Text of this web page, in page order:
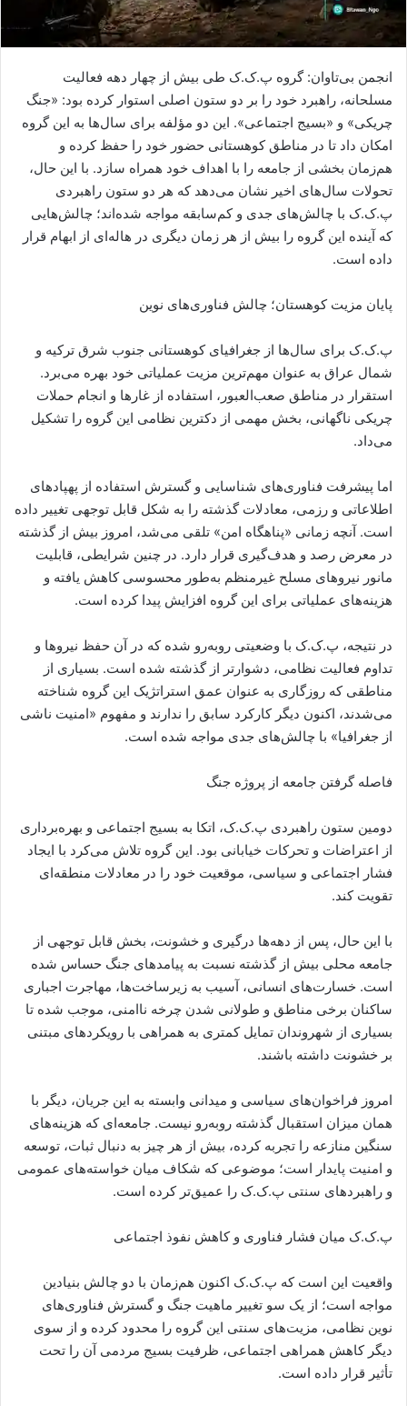
انجمن بی‌تاوان: گروه پ.ک.ک طی بیش از چهار دهه فعالیت
مسلحانه، راهبرد خود را بر دو ستون اصلی استوار کرده بود: «جنگ
چریکی» و «بسیج اجتماعی». این دو مؤلفه برای سال‌ها به این گروه
امکان داد تا در مناطق کوهستانی حضور خود را حفظ کرده و
هم‌زمان بخشی از جامعه را با اهداف خود همراه سازد. با این حال،
تحولات سال‌های اخیر نشان می‌دهد که هر دو ستون راهبردی
پ.ک.ک با چالش‌های جدی و کم‌سابقه مواجه شده‌اند؛ چالش‌هایی
که آینده این گروه را بیش از هر زمان دیگری در هاله‌ای از ابهام قرار
داده است.
پایان مزیت کوهستان؛ چالش فناوری‌های نوین
پ.ک.ک برای سال‌ها از جغرافیای کوهستانی جنوب شرق ترکیه و
شمال عراق به عنوان مهم‌ترین مزیت عملیاتی خود بهره می‌برد.
استقرار در مناطق صعب‌العبور، استفاده از غارها و انجام حملات
چریکی ناگهانی، بخش مهمی از دکترین نظامی این گروه را تشکیل
می‌داد.
اما پیشرفت فناوری‌های شناسایی و گسترش استفاده از پهپادهای
اطلاعاتی و رزمی، معادلات گذشته را به شکل قابل توجهی تغییر داده
است. آنچه زمانی «پناهگاه امن» تلقی می‌شد، امروز بیش از گذشته
در معرض رصد و هدف‌گیری قرار دارد. در چنین شرایطی، قابلیت
مانور نیروهای مسلح غیرمنظم به‌طور محسوسی کاهش یافته و
هزینه‌های عملیاتی برای این گروه افزایش پیدا کرده است.
در نتیجه، پ.ک.ک با وضعیتی روبه‌رو شده که در آن حفظ نیروها و
تداوم فعالیت نظامی، دشوارتر از گذشته شده است. بسیاری از
مناطقی که روزگاری به عنوان عمق استراتژیک این گروه شناخته
می‌شدند، اکنون دیگر کارکرد سابق را ندارند و مفهوم «امنیت ناشی
از جغرافیا» با چالش‌های جدی مواجه شده است.
فاصله گرفتن جامعه از پروژه جنگ
دومین ستون راهبردی پ.ک.ک، اتکا به بسیج اجتماعی و بهره‌برداری
از اعتراضات و تحرکات خیابانی بود. این گروه تلاش می‌کرد با ایجاد
فشار اجتماعی و سیاسی، موقعیت خود را در معادلات منطقه‌ای
تقویت کند.
با این حال، پس از دهه‌ها درگیری و خشونت، بخش قابل توجهی از
جامعه محلی بیش از گذشته نسبت به پیامدهای جنگ حساس شده
است. خسارت‌های انسانی، آسیب به زیرساخت‌ها، مهاجرت اجباری
ساکنان برخی مناطق و طولانی شدن چرخه ناامنی، موجب شده تا
بسیاری از شهروندان تمایل کمتری به همراهی با رویکردهای مبتنی
بر خشونت داشته باشند.
امروز فراخوان‌های سیاسی و میدانی وابسته به این جریان، دیگر با
همان میزان استقبال گذشته روبه‌رو نیست. جامعه‌ای که هزینه‌های
سنگین منازعه را تجربه کرده، بیش از هر چیز به دنبال ثبات، توسعه
و امنیت پایدار است؛ موضوعی که شکاف میان خواسته‌های عمومی
و راهبردهای سنتی پ.ک.ک را عمیق‌تر کرده است.
پ.ک.ک میان فشار فناوری و کاهش نفوذ اجتماعی
واقعیت این است که پ.ک.ک اکنون هم‌زمان با دو چالش بنیادین
مواجه است؛ از یک سو تغییر ماهیت جنگ و گسترش فناوری‌های
نوین نظامی، مزیت‌های سنتی این گروه را محدود کرده و از سوی
دیگر کاهش همراهی اجتماعی، ظرفیت بسیج مردمی آن را تحت
تأثیر قرار داده است.